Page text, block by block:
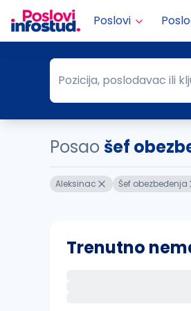
Poslovi
Pozicija, poslodavac ili
Pozicija, poslodavac ili
Posao šef
Aleksinac Šef obezbeđenja
Trenutno